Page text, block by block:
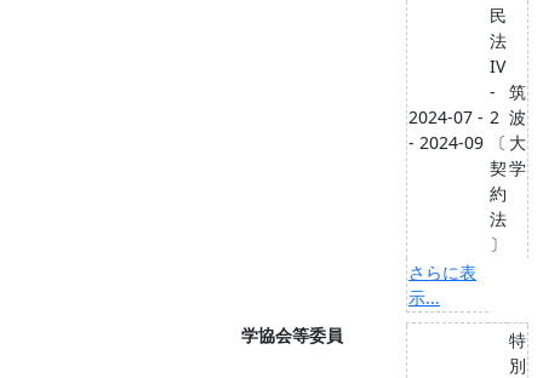
2024-07 -
- 2024-09
民
法
IV
-
2
〔
契
約
法
〕
筑
波
大
学
さらに表
示...
学協会等委員
特
別